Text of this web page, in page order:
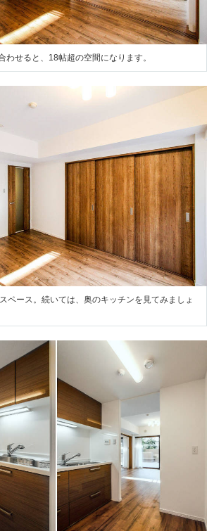
わせると、18帖超の空間になります。
ペース。続いては、奥のキッチンを見てみましょ